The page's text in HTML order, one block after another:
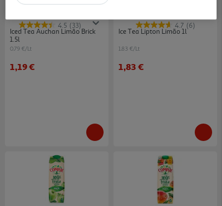
4.5 (33)
Iced Tea Auchan Limão Brick
1.5l
0.79 €/Lt
1,19 €
4.7 (6)
Ice Tea Lipton Limão 1l
1.83 €/Lt
1,83 €